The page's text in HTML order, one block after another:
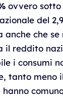
ovvero sotto
del
anche che se
il reddito
i consumi
tanto meno
hanno